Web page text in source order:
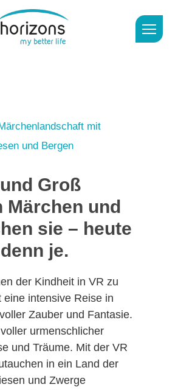
Groß
Märchen und
sie – heute
je.
der Kindheit in VR zu
eine intensive Reise in
Zauber und Fantasie.
urmenschlicher
und Träume. Mit der VR
in ein Land der
und Zwerge